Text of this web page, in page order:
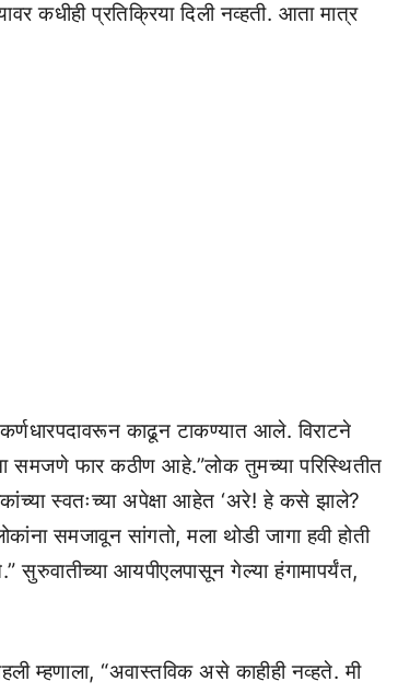
कधीही प्रतिक्रिया दिली नव्हती. आता मात्र
कर्णधारपदावरून काढून टाकण्यात आले. विराटने
समजणे फार कठीण आहे.”लोक तुमच्या परिस्थितीत
स्वतःच्या अपेक्षा आहेत ‘अरे! हे कसे झाले?
समजावून सांगतो, मला थोडी जागा हवी होती
आयपीएलपासून गेल्या हंगामापर्यंत,
म्हणाला, “अवास्तविक असे काहीही नव्हते. मी